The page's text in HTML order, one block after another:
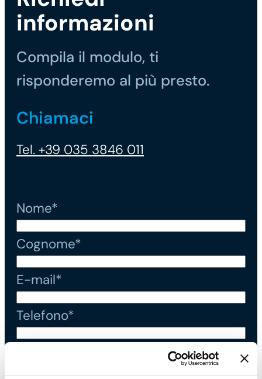
informazioni
Compila il modulo, ti
risponderemo al più presto.
Chiamaci
Tel. +39 035 3846 011
Nome*
Cognome*
E-mail*
Telefono*